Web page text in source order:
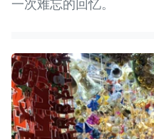
一次难忘的回忆。